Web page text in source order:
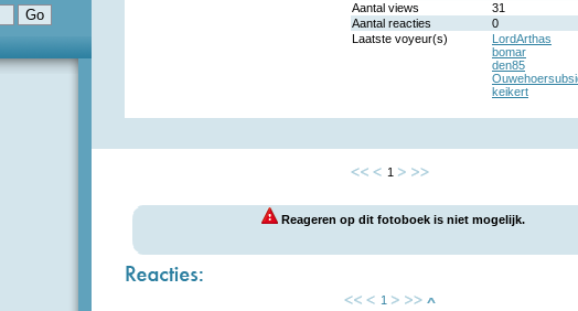
Aantal views
31
Aantal reacties
0
Laatste voyeur(s)
LordArthas
bomar
den85
keikert
1
Reageren op dit fotoboek is niet mogelijk.
1